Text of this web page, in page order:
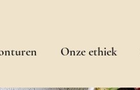
Onze ethiek